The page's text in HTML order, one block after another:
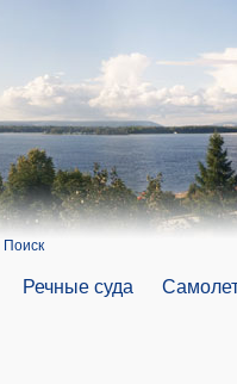
Поиск
Речные суда